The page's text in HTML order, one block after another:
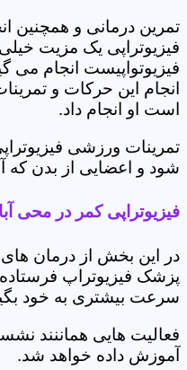
تمرین درمانی و
فیزیوتراپی یک مزیت
فیزیوتواپیست انجام می
انجام این حرکات و
است او انجام داد.
تمرینات ورزشی
شود و اعضایی از بدن
فیزیوتراپی کمر در محی
در این بخش از درمان
پزشک فیزیوتراپ
سرعت بیشتری به خود
فعالیت هایی هماننند
آموزش داده خواهد شد.